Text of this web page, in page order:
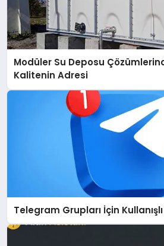
Modüler Su Deposu
Kalitenin Adresi
Telegram Grupları İçin